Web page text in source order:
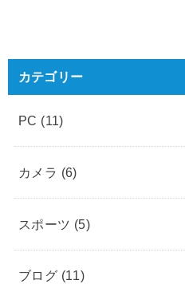
カテゴリー
PC (11)
カメラ (6)
スポーツ (5)
ブログ (11)